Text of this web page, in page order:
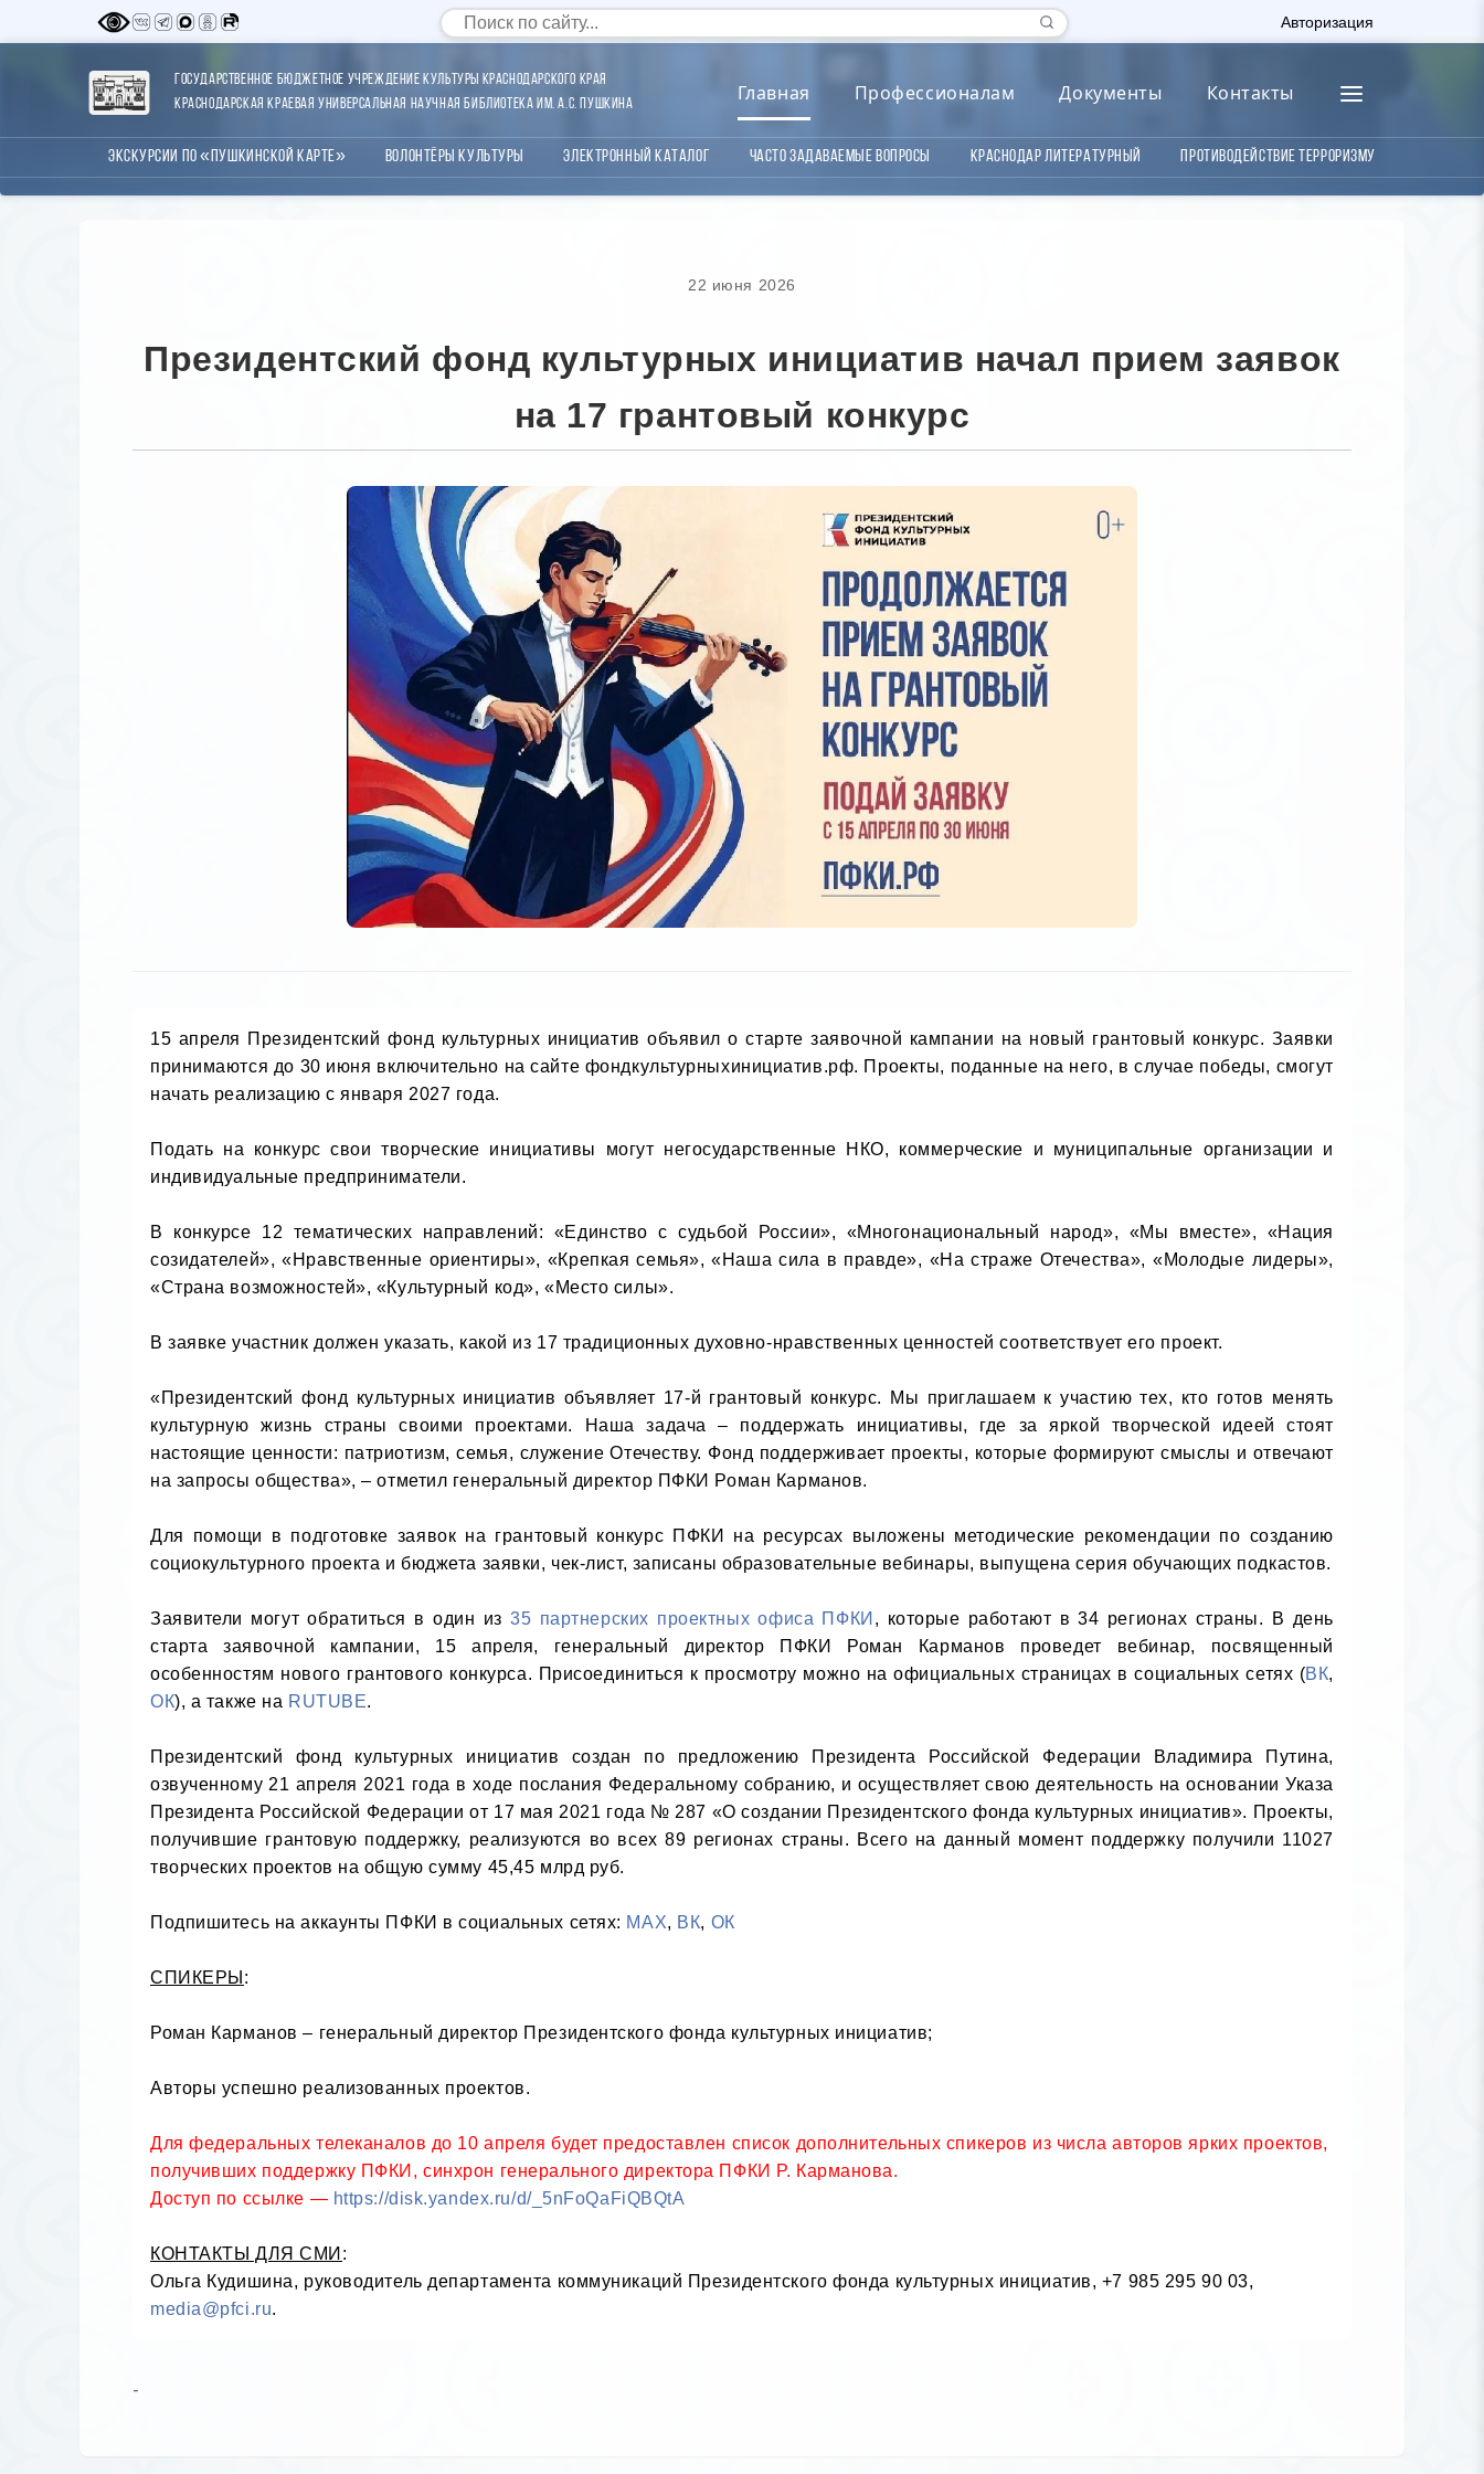
Авторизация
Государственное бюджетное учреждение культуры Краснодарского края
Краснодарская краевая универсальная научная библиотека им. А.С. Пушкина
Главная Профессионалам Документы Контакты
Экскурсии по «Пушкинской карте» Волонтёры Культуры Электронный каталог Часто задаваемые вопросы Краснодар литературный Противодействие терроризму
22 июня 2026
Президентский фонд культурных инициатив начал прием заявок
на 17 грантовый конкурс
15 апреля Президентский фонд культурных инициатив объявил о старте заявочной кампании на новый грантовый конкурс. Заявки
принимаются до 30 июня включительно на сайте фондкультурныхинициатив.рф. Проекты, поданные на него, в случае победы, смогут
начать реализацию с января 2027 года.
Подать на конкурс свои творческие инициативы могут негосударственные НКО, коммерческие и муниципальные организации и
индивидуальные предприниматели.
В конкурсе 12 тематических направлений: «Единство с судьбой России», «Многонациональный народ», «Мы вместе», «Нация
созидателей», «Нравственные ориентиры», «Крепкая семья», «Наша сила в правде», «На страже Отечества», «Молодые лидеры»,
«Страна возможностей», «Культурный код», «Место силы».
В заявке участник должен указать, какой из 17 традиционных духовно-нравственных ценностей соответствует его проект.
«Президентский фонд культурных инициатив объявляет 17-й грантовый конкурс. Мы приглашаем к участию тех, кто готов менять
культурную жизнь страны своими проектами. Наша задача – поддержать инициативы, где за яркой творческой идеей стоят
настоящие ценности: патриотизм, семья, служение Отечеству. Фонд поддерживает проекты, которые формируют смыслы и отвечают
на запросы общества», – отметил генеральный директор ПФКИ Роман Карманов.
Для помощи в подготовке заявок на грантовый конкурс ПФКИ на ресурсах выложены методические рекомендации по созданию
социокультурного проекта и бюджета заявки, чек-лист, записаны образовательные вебинары, выпущена серия обучающих подкастов.
Заявители могут обратиться в один из 35 партнерских проектных офиса ПФКИ , которые работают в 34 регионах страны. В день
старта заявочной кампании, 15 апреля, генеральный директор ПФКИ Роман Карманов проведет вебинар, посвященный
особенностям нового грантового конкурса. Присоединиться к просмотру можно на официальных страницах в социальных сетях (ВК
ОК), а также на RUTUBE.
Президентский фонд культурных инициатив создан по предложению Президента Российской Федерации Владимира Путина,
озвученному 21 апреля 2021 года в ходе послания Федеральному собранию, и осуществляет свою деятельность на основании Указа
Президента Российской Федерации от 17 мая 2021 года № 287 «О создании Президентского фонда культурных инициатив». Проекты,
получившие грантовую поддержку, реализуются во всех 89 регионах страны. Всего на данный момент поддержку получили 11027
творческих проектов на общую сумму 45,45 млрд руб.
Подпишитесь на аккаунты ПФКИ в социальных сетях: MAX, ВК, ОК
СПИКЕРЫ :
Роман Карманов – генеральный директор Президентского фонда культурных инициатив;
Авторы успешно реализованных проектов.
Для федеральных телеканалов до 10 апреля будет предоставлен список дополнительных спикеров из числа авторов ярких проектов,
получивших поддержку ПФКИ, синхрон генерального директора ПФКИ Р. Карманова.
Доступ по ссылке — https://disk.yandex.ru/d/_5nFoQaFiQBQtA
КОНТАКТЫ ДЛЯ СМИ :
Ольга Кудишина, руководитель департамента коммуникаций Президентского фонда культурных инициатив, +7 985 295 90 03,
media@pfci.ru.
-